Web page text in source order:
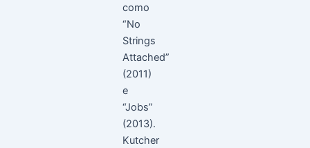
como
“No
Strings
Attached”
(2011)
e
“Jobs”
(2013).
Kutcher